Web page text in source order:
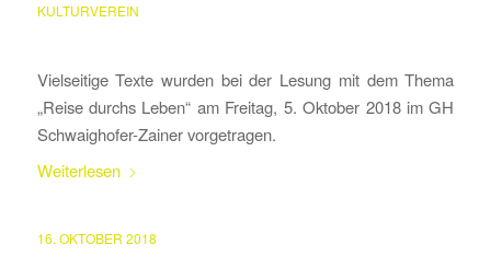
KULTURVEREIN
Vielseitige Texte wurden bei der Lesung mit dem Thema
„Reise durchs Leben“ am Freitag, 5. Oktober 2018 im GH
Schwaighofer-Zainer vorgetragen.
Weiterlesen
16. OKTOBER 2018